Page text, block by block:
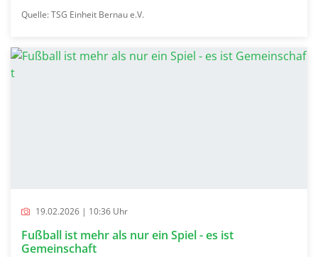
Quelle: TSG Einheit Bernau e.V.
19.02.2026 | 10:36 Uhr
Fußball ist mehr als nur ein Spiel - es ist
Gemeinschaft